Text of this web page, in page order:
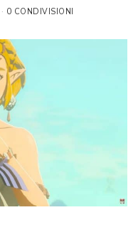
0 CONDIVISIONI